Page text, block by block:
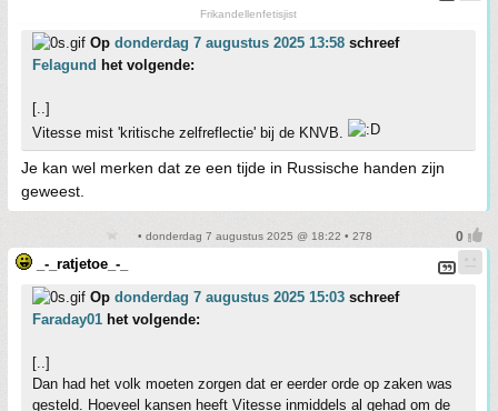
Frikandellenfetisjist
Op donderdag 7 augustus 2025 13:58 schreef
Felagund het volgende:
[..]
Vitesse mist 'kritische zelfreflectie' bij de KNVB.
Je kan wel merken dat ze een tijde in Russische handen zijn
geweest.
• donderdag 7 augustus 2025 @ 18:22 • 278
_-_ratjetoe_-_
Op donderdag 7 augustus 2025 15:03 schreef
Faraday01 het volgende:
[..]
Dan had het volk moeten zorgen dat er eerder orde op zaken was
gesteld. Hoeveel kansen heeft Vitesse inmiddels al gehad om de